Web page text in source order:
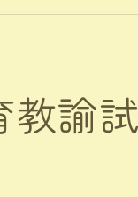
茨木市で保育
保育教諭合格
茨木市公務員
諭